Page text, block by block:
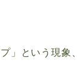
」という現象、